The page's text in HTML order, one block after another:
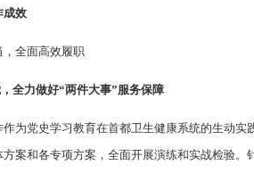
成效
，全面高效履职
全力做好“两件大事”服务保障
为党史学习教育在首都卫生健康系统的生动
案和各专项方案，全面开展演练和实战检验